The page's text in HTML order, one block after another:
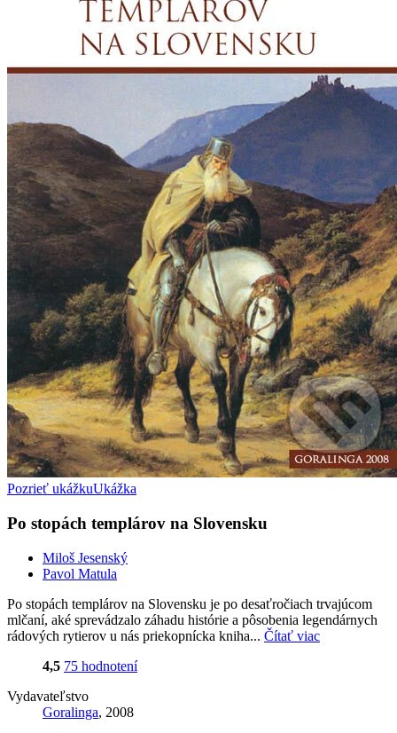
Pozrieť ukážkuUkážka
Po stopách templárov na Slovensku
Miloš Jesenský
Pavol Matula
Po stopách templárov na Slovensku je po desaťročiach trvajúcom
mlčaní, aké sprevádzalo záhadu histórie a pôsobenia legendárnych
rádových rytierov u nás priekopnícka kniha... Čítať viac
4,5 75 hodnotení
Vydavateľstvo
Goralinga, 2008